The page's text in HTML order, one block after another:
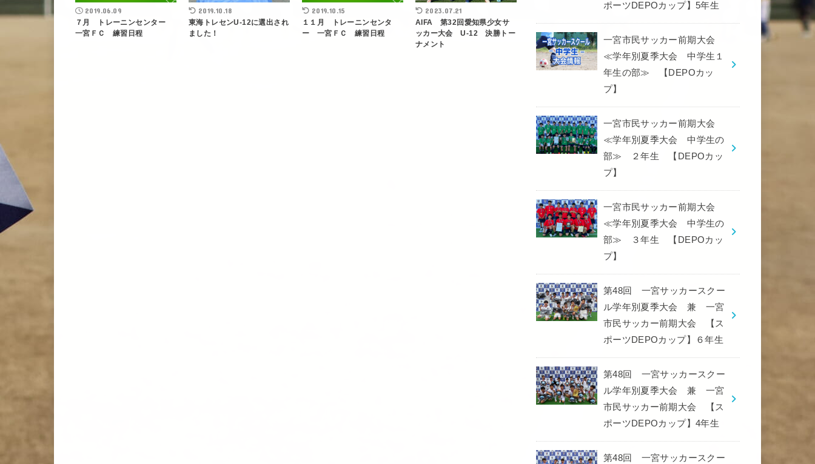
2019.06.09
７月 トレーニンセンター
一宮ＦＣ 練習日程
2019.10.18
東海トレセンU-12に選出され
ました！
2019.10.15
１１月 トレーニンセンタ
ー 一宮ＦＣ 練習日程
2023.07.21
AIFA 第32回愛知県少女サ
ッカー大会 U-12 決勝トー
ナメント
ポーツDEPOカップ】5年生
一宮市民サッカー前期大会
≪学年別夏季大会 中学生１
年生の部≫ 【DEPOカッ
プ】
一宮市民サッカー前期大会
≪学年別夏季大会 中学生の
部≫ ２年生 【DEPOカッ
プ】
一宮市民サッカー前期大会
≪学年別夏季大会 中学生の
部≫ ３年生 【DEPOカッ
プ】
第48回 一宮サッカースクー
ル学年別夏季大会 兼 一宮
市民サッカー前期大会 【ス
ポーツDEPOカップ】６年生
第48回 一宮サッカースクー
ル学年別夏季大会 兼 一宮
市民サッカー前期大会 【ス
ポーツDEPOカップ】4年生
第48回 一宮サッカースクー